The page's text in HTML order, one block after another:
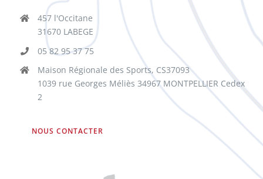
457 l'Occitane
31670 LABEGE
05 82 95 37 75
Maison Régionale des Sports, CS37093
1039 rue Georges Méliès 34967 MONTPELLIER Cedex
2
NOUS CONTACTER